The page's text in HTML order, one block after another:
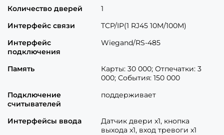
Количество дверей
1
Интерфейс связи
TCP/IP(1 RJ45 10M/100M)
Интерфейс
подключения
Wiegand/RS-485
Память
Карты: 30 000; Отпечатки: 3
000; События: 150 000
Подключение
считывателей
поддерживает
Интерфейсы ввода
Датчик двери x1, кнопка
выхода x1, вход тревоги x1